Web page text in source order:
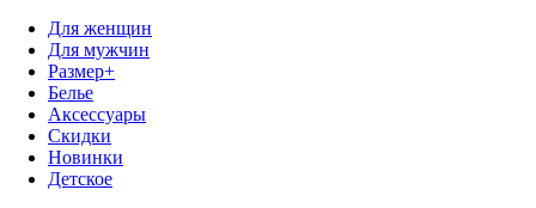
Для женщин
Для мужчин
Размер+
Белье
Аксессуары
Скидки
Новинки
Детское